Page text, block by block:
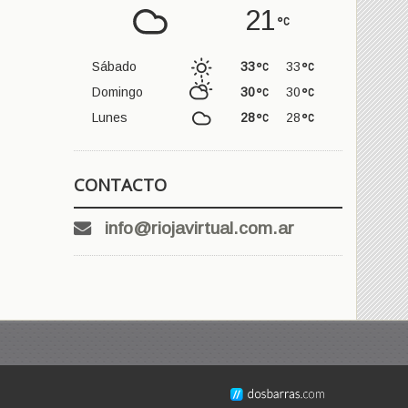
21
Sábado 33
33
Domingo
30
30
Lunes
28
28
CONTACTO
info@riojavirtual.com.ar